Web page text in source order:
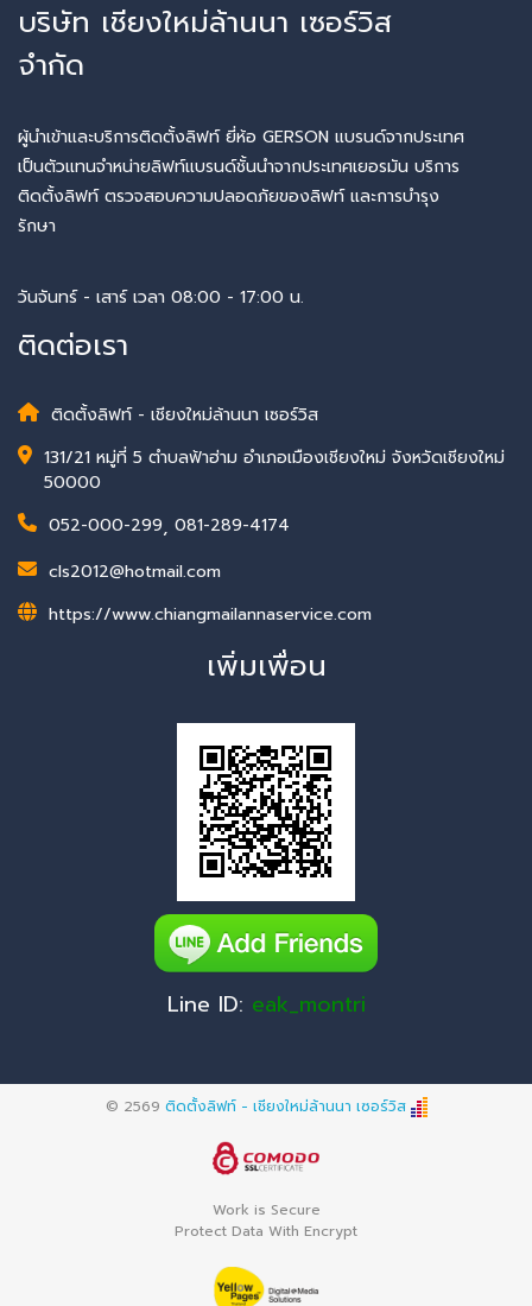
บริษัท เชียงใหม่ล้านนา เซอร์วิส
จำกัด
ผู้นำเข้าและบริการติดตั้งลิฟท์ ยี่ห้อ GERSON แบรนด์จากประเทศ
เป็นตัวแทนจำหน่ายลิฟท์แบรนด์ชั้นนำจากประเทศเยอรมัน บริการ
ติดตั้งลิฟท์ ตรวจสอบความปลอดภัยของลิฟท์ และการบำรุง
รักษา
วันจันทร์ - เสาร์ เวลา 08:00 - 17:00 น.
ติดต่อเรา
ติดตั้งลิฟท์ - เชียงใหม่ล้านนา เซอร์วิส
131/21 หมู่ที่ 5 ตำบลฟ้าฮ่าม อำเภอเมืองเชียงใหม่ จังหวัดเชียงใหม่
50000
052-000-299, 081-289-4174
cls2012@hotmail.com
https://www.chiangmailannaservice.com
เพิ่มเพื่อน
Line ID: eak_montri
© 2569 ติดตั้งลิฟท์ - เชียงใหม่ล้านนา เซอร์วิส
Work is Secure
Protect Data With Encrypt